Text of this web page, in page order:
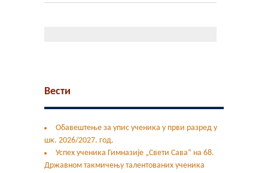
Вести
Обавештење за упис ученика у први разред у
шк. 2026/2027. год.
Успех ученика Гимназије „Свети Сава“ на 68.
Државном такмичењу талентованих ученика